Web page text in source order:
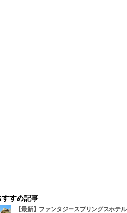
すすめ記事
【最新】ファンタジースプリングスホテル